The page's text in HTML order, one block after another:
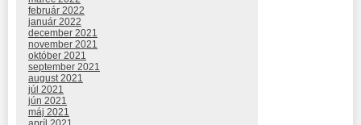
február 2022
január 2022
december 2021
november 2021
október 2021
september 2021
august 2021
júl 2021
jún 2021
máj 2021